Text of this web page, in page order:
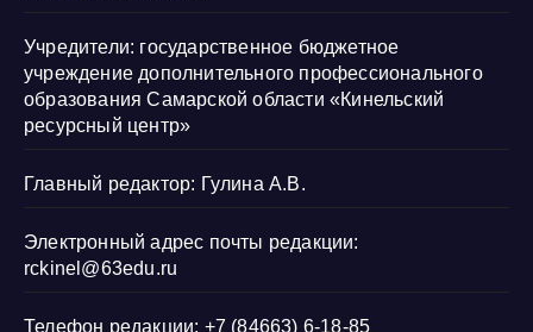
Учредители: государственное бюджетное
учреждение дополнительного профессионального
образования Самарской области «Кинельский
ресурсный центр»
Главный редактор: Гулина А.В.
Электронный адрес почты редакции:
rckinel@63edu.ru
Телефон редакции: +7 (84663) 6-18-85